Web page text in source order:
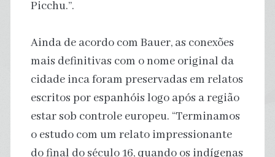
Picchu.”.
Ainda de acordo com Bauer, as conexões
mais definitivas com o nome original da
cidade inca foram preservadas em relatos
escritos por espanhóis logo após a região
estar sob controle europeu. “Terminamos
o estudo com um relato impressionante
do final do século 16, quando os indígenas